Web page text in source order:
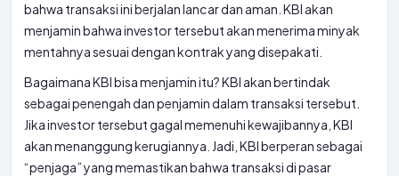
bahwa transaksi ini berjalan lancar dan aman. KBI akan
menjamin bahwa investor tersebut akan menerima minyak
mentahnya sesuai dengan kontrak yang disepakati.
Bagaimana KBI bisa menjamin itu? KBI akan bertindak
sebagai penengah dan penjamin dalam transaksi tersebut.
Jika investor tersebut gagal memenuhi kewajibannya, KBI
akan menanggung kerugiannya. Jadi, KBI berperan sebagai
“penjaga” yang memastikan bahwa transaksi di pasar